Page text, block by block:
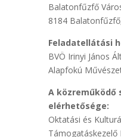
Balatonfűzfő
8184
Feladatellátási
BVÖ Irinyi János
Alapfokú
A közreműködő
elérhetősége:
Oktatási és
Támogatáskezelő